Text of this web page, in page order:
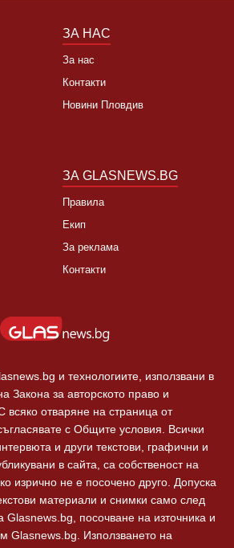
ЗА НАС
За нас
Контакти
Новини Пловдив
ЗА GLASNEWS.BG
Правила
Екип
За реклама
Контакти
и технологиите, използвани в
Закона за авторското право и
всяко отваряне на страница от
с Общите условия. Всички
и други текстови, графични и
в сайта, са собственост на
изрично не е посочено друго. Допуска
материали и снимки само след
Glasnews.bg, посочване на източника и
Glasnews.bg. Използването на